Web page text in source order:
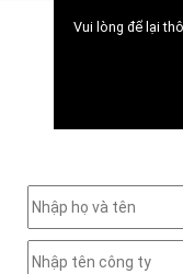
Vui lòng để lại